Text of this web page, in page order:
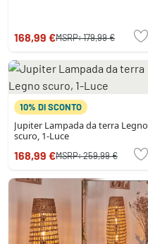
168,99 €MSRP:179,99 €
10% DI SCONTO
Jupiter Lampada da terra Legno
scuro, 1-Luce
168,99 €MSRP:259,99 €